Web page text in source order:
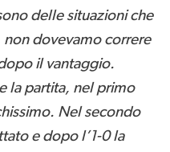
delle situazioni che
dovevamo correre
il vantaggio.
la partita, nel primo
Nel secondo
e dopo l’1-0 la